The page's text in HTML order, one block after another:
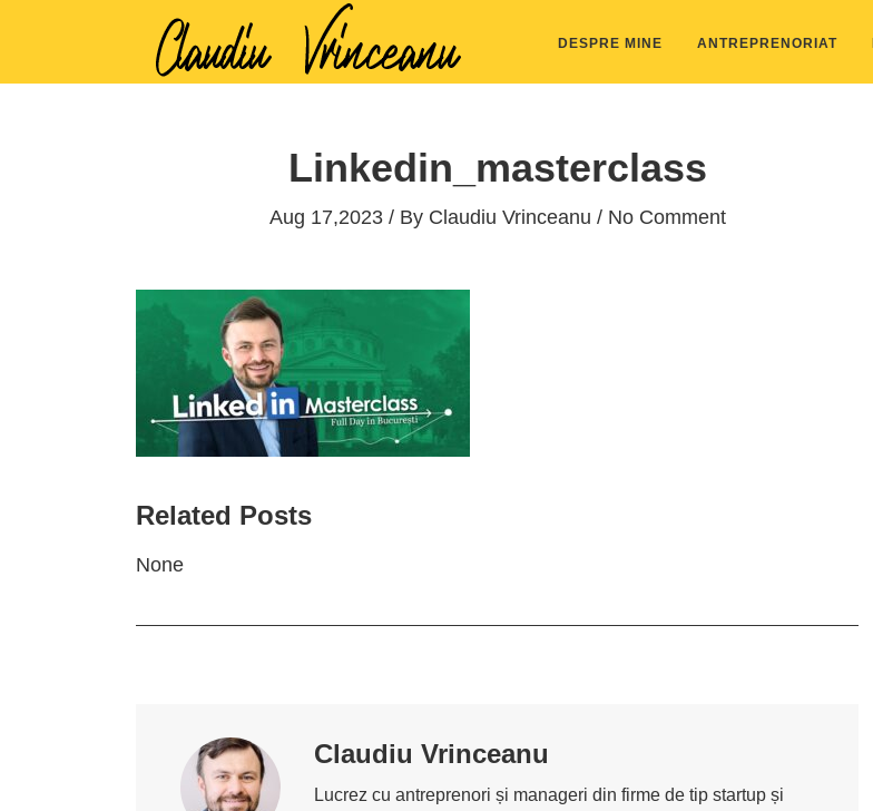
DESPRE MINE ANTREPRENORIAT
Linkedin_masterclass
Aug 17,2023 / By Claudiu Vrinceanu / No Comment
Related Posts
None
Claudiu Vrinceanu
Lucrez cu antreprenori și manageri din firme de tip startup și